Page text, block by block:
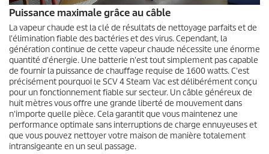
Puissance maximale grâce au câble
La vapeur chaude est la clé de résultats de nettoyage parfaits et de
l'élimination fiable des bactéries et des virus. Cependant, la
génération continue de cette vapeur chaude nécessite une énorme
quantité d'énergie. Une batterie n'est tout simplement pas capable
de fournir la puissance de chauffage requise de 1600 watts. C'est
précisément pourquoi le SCV 4 Steam Vac est délibérément conçu
pour un fonctionnement fiable sur secteur. Un câble généreux de
huit mètres vous offre une grande liberté de mouvement dans
n'importe quelle pièce. Cela garantit que vous maintenez une
performance optimale sans interruptions de charge ennuyeuses et
que vous pouvez nettoyer votre maison de manière totalement
intransigeante en un seul passage.